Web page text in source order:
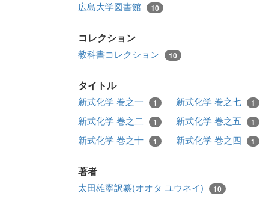
広島大学図書館 10
コレクション
教科書コレクション 10
タイトル
新式化学 巻之一 1 新式化学 巻之七 1
新式化学 巻之二 1 新式化学 巻之五 1
新式化学 巻之十 1 新式化学 巻之四 1
著者
太田雄寧訳纂(オオタ ユウネイ) 10